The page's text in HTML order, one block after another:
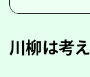
川柳は考